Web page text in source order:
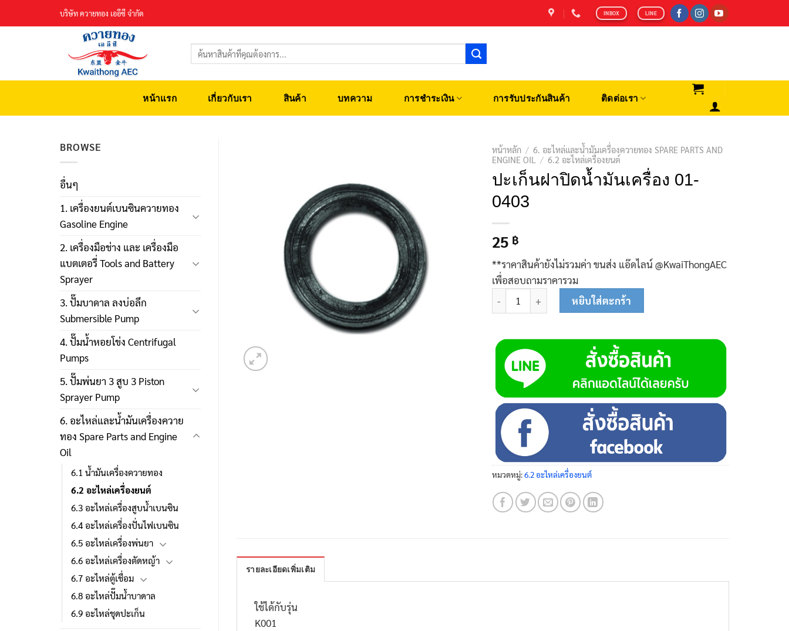
บริษัท ควายทอง เออีซี จำกัด INBOX LINE
ค้นหา:
หน้าแรก เกี่ยวกับเรา สินค้า บทความ การชำระเงิน การรับประกันสินค้า ติดต่อเรา
BROWSE
อื่นๆ
1. เครื่องยนต์เบนซินควายทอง
Gasoline Engine
2. เครื่องมือช่าง และ เครื่องมือ
แบตเตอรี่ Tools and Battery
Sprayer
3. ปั๊มบาดาล ลงบ่อลึก
Submersible Pump
4. ปั๊มน้ำหอยโข่ง Centrifugal
Pumps
5. ปั๊มพ่นยา 3 สูบ 3 Piston
Sprayer Pump
6. อะไหล่และน้ำมันเครื่องควาย
ทอง Spare Parts and Engine
Oil
6.1 น้ำมันเครื่องควายทอง
6.2 อะไหล่เครื่องยนต์
6.3 อะไหล่เครื่องสูบน้ำเบนซิน
6.4 อะไหล่เครื่องปั่นไฟเบนซิน
6.5 อะไหล่เครื่องพ่นยา
6.6 อะไหล่เครื่องตัดหญ้า
6.7 อะไหล่ตู้เชื่อม
6.8 อะไหล่ปั๊มน้ำบาดาล
6.9 อะไหล่ชุดปะเก็น
หน้าหลัก / 6. อะไหล่และน้ำมันเครื่องควายทอง SPARE PARTS AND
ENGINE OIL
/ 6.2 อะไหล่เครื่องยนต์
ปะเก็นฝาปิดน้ำมันเครื่อง 01-
0403
25 ฿
**ราคาสินค้ายังไม่รวมค่า ขนส่ง แอ๊ดไลน์ @KwaiThongAEC
เพื่อสอบถามราคารวม
จำนวน ปะเก็นฝาปิดน้ำมันเครื่อง 01-0403 ชิ้น
หยิบใส่ตะกร้า
หมวดหมู่:6.2 อะไหล่เครื่องยนต์
รายละเอียดเพิ่มเติม
ใช้ได้กับรุ่น
K001